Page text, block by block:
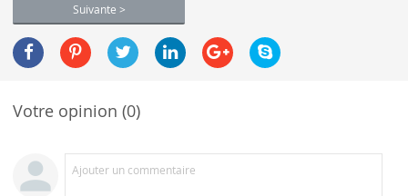
Suivante >
Votre opinion (0)
Ajouter un commentaire